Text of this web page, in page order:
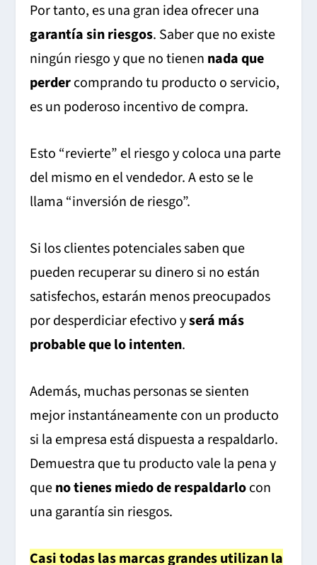
Por tanto, es una gran idea ofrecer una
garantía sin riesgos. Saber que no existe
ningún riesgo y que no tienen nada que
perdercomprando tu producto o servicio,
es un poderoso incentivo de compra.
Esto “revierte” el riesgo y coloca una parte
del mismo en el vendedor. A esto se le
llama “inversión de riesgo”.
Si los clientes potenciales saben que
pueden recuperar su dinero si no están
satisfechos, estarán menos preocupados
por desperdiciar efectivo yserá más
probable que lo intenten.
Además, muchas personas se sienten
mejor instantáneamente con un producto
si la empresa está dispuesta a respaldarlo.
Demuestra que tu producto vale la pena y
queno tienes miedo de respaldarlocon
una garantía sin riesgos.
Casi todas las marcas grandes utilizan la